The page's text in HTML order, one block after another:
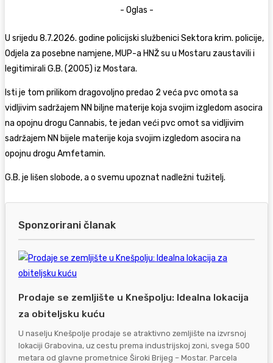
- Oglas -
U srijedu 8.7.2026. godine policijski službenici Sektora krim. policije,
Odjela za posebne namjene, MUP-a HNŽ su u Mostaru zaustavili i
legitimirali G.B. (2005) iz Mostara.
Isti je tom prilikom dragovoljno predao 2 veća pvc omota sa
vidljivim sadržajem NN biljne materije koja svojim izgledom asocira
na opojnu drogu Cannabis, te jedan veći pvc omot sa vidljivim
sadržajem NN bijele materije koja svojim izgledom asocira na
opojnu drogu Amfetamin.
G.B. je lišen slobode, a o svemu upoznat nadležni tužitelj.
Sponzorirani članak
Prodaje se zemljište u Knešpolju: Idealna lokacija
za obiteljsku kuću
U naselju Knešpolje prodaje se atraktivno zemljište na izvrsnoj
lokaciji Grabovina, uz cestu prema industrijskoj zoni, svega 500
metara od glavne prometnice Široki Brijeg – Mostar. Parcela